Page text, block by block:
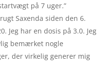
på 7 uger.”
Saxenda siden den 6.
Jeg har en dosis på 3.0. Jeg
bemærket nogle
der virkelig generer mig